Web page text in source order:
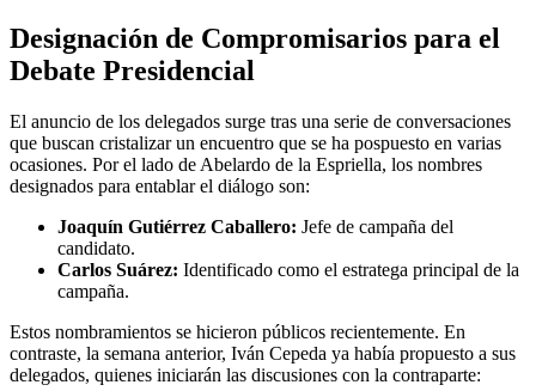
Designación de Compromisarios para el
Debate Presidencial
El anuncio de los delegados surge tras una serie de conversaciones
que buscan cristalizar un encuentro que se ha pospuesto en varias
ocasiones. Por el lado de Abelardo de la Espriella, los nombres
designados para entablar el diálogo son:
Joaquín Gutiérrez Caballero: Jefe de campaña del
candidato.
Carlos Suárez: Identificado como el estratega principal de la
campaña.
Estos nombramientos se hicieron públicos recientemente. En
contraste, la semana anterior, Iván Cepeda ya había propuesto a sus
delegados, quienes iniciarán las discusiones con la contraparte: